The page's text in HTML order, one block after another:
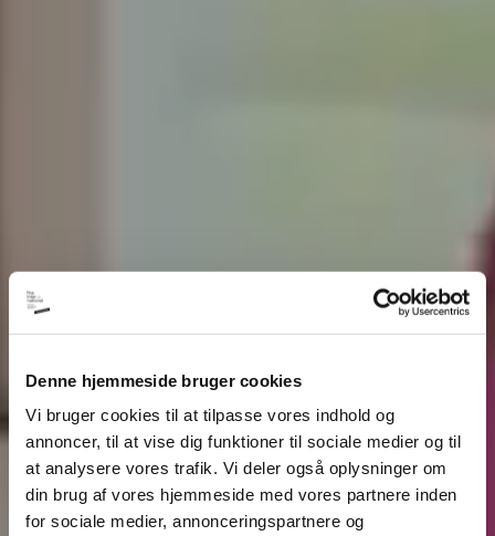
Denne hjemmeside bruger cookies
Vi bruger cookies til at tilpasse vores indhold og
annoncer, til at vise dig funktioner til sociale medier og til
at analysere vores trafik. Vi deler også oplysninger om
din brug af vores hjemmeside med vores partnere inden
for sociale medier, annonceringspartnere og